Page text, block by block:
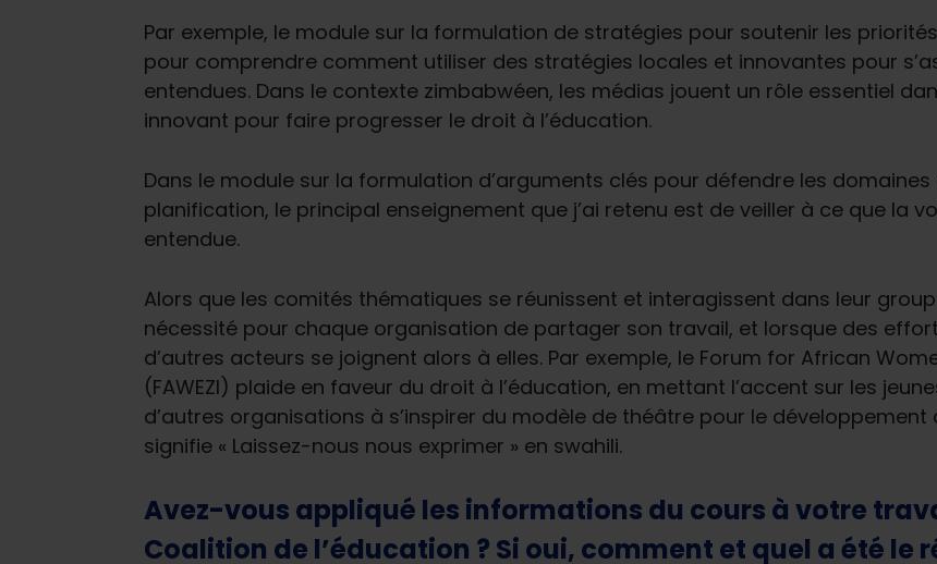
Par exemple, le module sur la formulation de stratégies pour soutenir les
pour comprendre comment utiliser des stratégies locales et innovantes pour
entendues. Dans le contexte zimbabwéen, les médias jouent un rôle essentiel
innovant pour faire progresser le droit à l’éducation.
Dans le module sur la formulation d’arguments clés pour défendre les
planification, le principal enseignement que j’ai retenu est de veiller à ce que la
entendue.
Alors que les comités thématiques se réunissent et interagissent dans leur
nécessité pour chaque organisation de partager son travail, et lorsque des
d’autres acteurs se joignent alors à elles. Par exemple, le Forum for African
(FAWEZI) plaide en faveur du droit à l’éducation, en mettant l’accent sur les
d’autres organisations à s’inspirer du modèle de théâtre pour le développement
signifie « Laissez-nous nous exprimer » en swahili.
Avez-vous appliqué les informations du cours à votre
Coalition de l’éducation ? Si oui, comment et quel a été le